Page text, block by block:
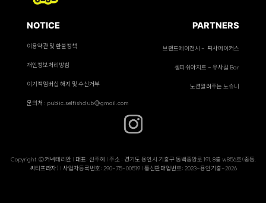
NOTICE PARTNERS
이용약관 및 환불정책 브랜드에이전시 - 픽사메이커스
개인정보처리방침 셀피쉬아지트 - 유사길 Bar
이기적멤버십 해지 및 수신거부 노션알려주는 노슈니
문의처 : public.selfishclub@gmail.com
Copyright ©커넥테리안 | 대표: 신주혜 | 주소 : 경기도 용인시 기흥구 동백중앙로 191, 8층 w856호(중동,
씨티프라자) | 사업자등록번호: 290-75-00519 | 통신판매업번호: 2023-용인기흥-2026